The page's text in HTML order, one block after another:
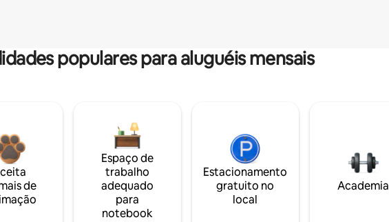
populares para aluguéis mensais
de
Espaço de
trabalho
adequado
para
notebook
Estacionamento
gratuito no
local
Academia